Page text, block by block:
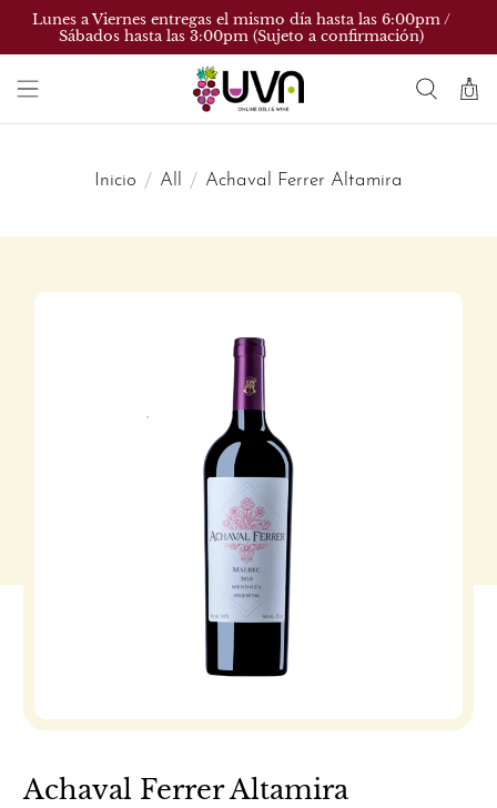
Lunes a Viernes entregas el mismo día hasta las 6:00pm /
Sábados hasta las 3:00pm (Sujeto a confirmación)
Inicio All Achaval Ferrer Altamira
Achaval Ferrer Altamira